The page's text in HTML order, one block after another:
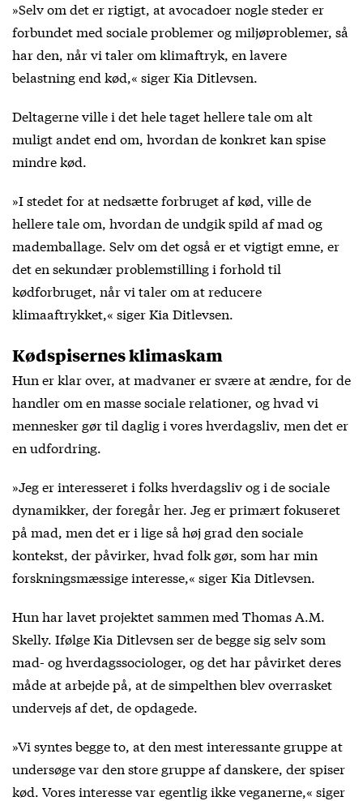
»Selv om det er rigtigt, at avocadoer nogle steder er
forbundet med sociale problemer og miljøproblemer, så
har den, når vi taler om klimaftryk, en lavere
belastning end kød,« siger Kia Ditlevsen.
Deltagerne ville i det hele taget hellere tale om alt
muligt andet end om, hvordan de konkret kan spise
mindre kød.
»I stedet for at nedsætte forbruget af kød, ville de
hellere tale om, hvordan de undgik spild af mad og
mademballage. Selv om det også er et vigtigt emne, er
det en sekundær problemstilling i forhold til
kødforbruget, når vi taler om at reducere
klimaaftrykket,« siger Kia Ditlevsen.
Kødspisernes klimaskam
Hun er klar over, at madvaner er svære at ændre, for de
handler om en masse sociale relationer, og hvad vi
mennesker gør til daglig i vores hverdagsliv, men det er
en udfordring.
»Jeg er interesseret i folks hverdagsliv og i de sociale
dynamikker, der foregår her. Jeg er primært fokuseret
på mad, men det er i lige så høj grad den sociale
kontekst, der påvirker, hvad folk gør, som har min
forskningsmæssige interesse,« siger Kia Ditlevsen.
Hun har lavet projektet sammen med Thomas A.M.
Skelly. Ifølge Kia Ditlevsen ser de begge sig selv som
mad- og hverdagssociologer, og det har påvirket deres
måde at arbejde på, at de simpelthen blev overrasket
undervejs af det, de opdagede.
»Vi syntes begge to, at den mest interessante gruppe at
undersøge var den store gruppe af danskere, der spiser
kød. Vores interesse var egentlig ikke veganerne,« siger